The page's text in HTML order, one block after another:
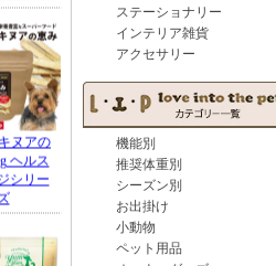
ステーショナリー
インテリア雑貨
アクセサリー
機能別
推奨体重別
シーズン別
お出掛け
小動物
ペット用品